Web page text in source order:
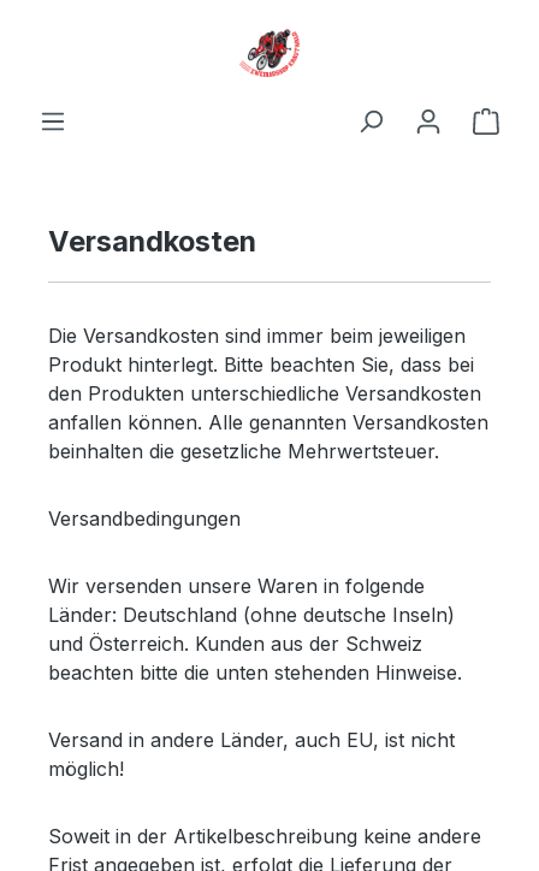
Versandkosten
Die Versandkosten sind immer beim jeweiligen
Produkt hinterlegt. Bitte beachten Sie, dass bei
den Produkten unterschiedliche Versandkosten
anfallen können. Alle genannten Versandkosten
beinhalten die gesetzliche Mehrwertsteuer.
Versandbedingungen
Wir versenden unsere Waren in folgende
Länder: Deutschland (ohne deutsche Inseln)
und Österreich. Kunden aus der Schweiz
beachten bitte die unten stehenden Hinweise.
Versand in andere Länder, auch EU, ist nicht
möglich!
Soweit in der Artikelbeschreibung keine andere
Frist angegeben ist, erfolgt die Lieferung der